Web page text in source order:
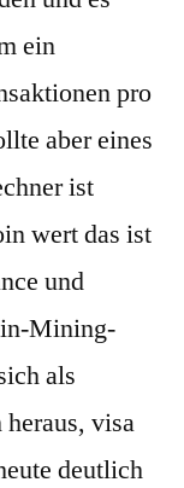
ein
pro
aber eines
ist
wert das ist
und
Mining-
als
visa
deutlich